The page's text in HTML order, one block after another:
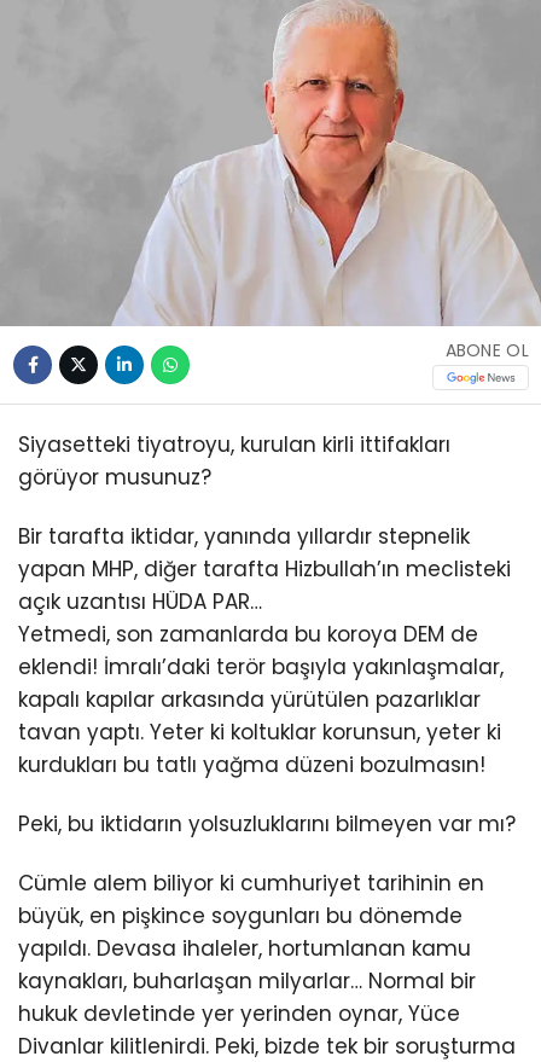
ABONE OL
Siyasetteki tiyatroyu, kurulan kirli ittifakları
görüyor musunuz?
Bir tarafta iktidar, yanında yıllardır stepnelik
yapan MHP, diğer tarafta Hizbullah’ın meclisteki
açık uzantısı HÜDA PAR…
Yetmedi, son zamanlarda bu koroya DEM de
eklendi! İmralı’daki terör başıyla yakınlaşmalar,
kapalı kapılar arkasında yürütülen pazarlıklar
tavan yaptı. Yeter ki koltuklar korunsun, yeter ki
kurdukları bu tatlı yağma düzeni bozulmasın!
Peki, bu iktidarın yolsuzluklarını bilmeyen var mı?
Cümle alem biliyor ki cumhuriyet tarihinin en
büyük, en pişkince soygunları bu dönemde
yapıldı. Devasa ihaleler, hortumlanan kamu
kaynakları, buharlaşan milyarlar… Normal bir
hukuk devletinde yer yerinden oynar, Yüce
Divanlar kilitlenirdi. Peki, bizde tek bir soruşturma